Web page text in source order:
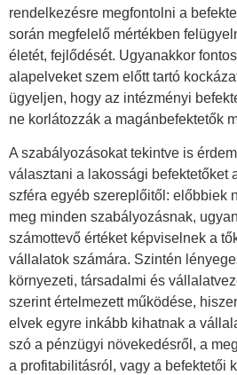
rendelkezésre megfontolni a
során megfelelő mértékben
életét, fejlődését. Ugyanakkor
alapelveket szem előtt tartó
ügyeljen, hogy az intézményi
ne korlátozzák a magánbefektetők
A szabályozásokat tekintve is
választani a lakossági befektetőket
szféra egyéb szereplőitől: előbbiek
meg minden szabályozásnak,
számottevő értéket képviselnek a
vállalatok számára. Szintén
környezeti, társadalmi és
szerint értelmezett működése,
elvek egyre inkább kihatnak a
szó a pénzügyi növekedésről, a
a profitabilitásról, vagy a befektetői